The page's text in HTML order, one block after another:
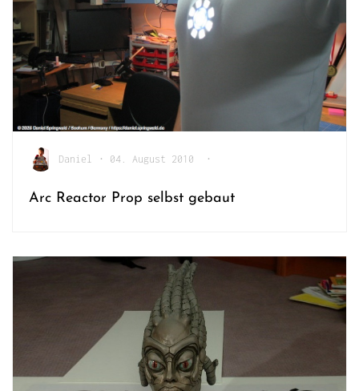
Daniel • 04. August 2010 •
Arc Reactor Prop selbst gebaut